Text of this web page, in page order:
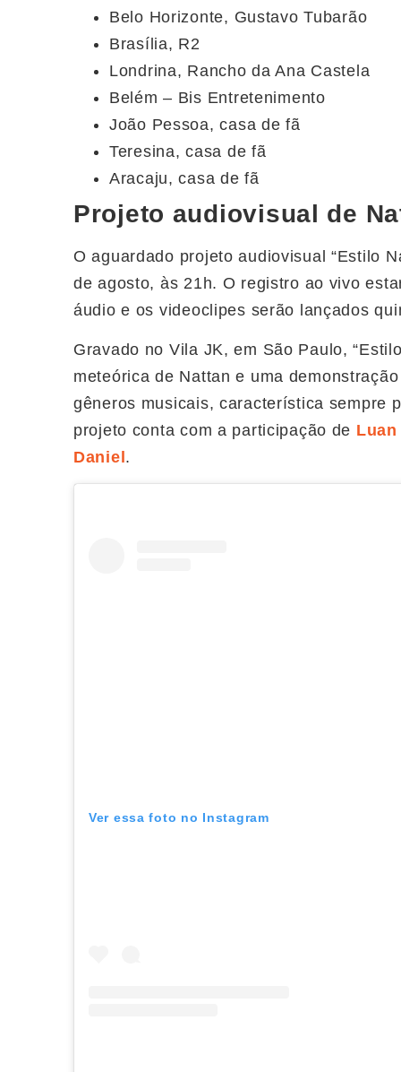
Belo Horizonte, Gustavo Tubarão
Brasília, R2
Londrina, Rancho da Ana Castela
Belém – Bis Entretenimento
João Pessoa, casa de fã
Teresina, casa de fã
Aracaju, casa de fã
Projeto audiovisual de
O aguardado projeto audiovisual “Estilo
de agosto, às 21h. O registro ao vivo
áudio e os videoclipes serão lançados
Gravado no Vila JK, em São Paulo,
meteórica de Nattan e uma
gêneros musicais, característica sempre
projeto conta com a participação de Luan
Daniel .
Ver essa foto no Instagram